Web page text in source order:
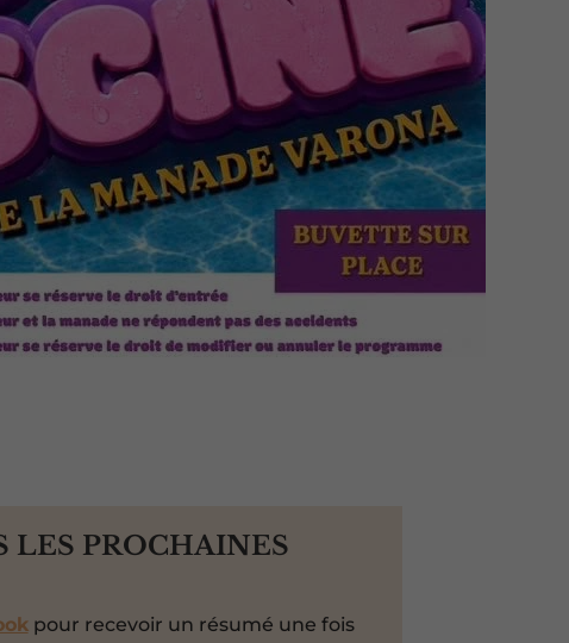
LES PROCHAINES
pour recevoir un résumé une fois